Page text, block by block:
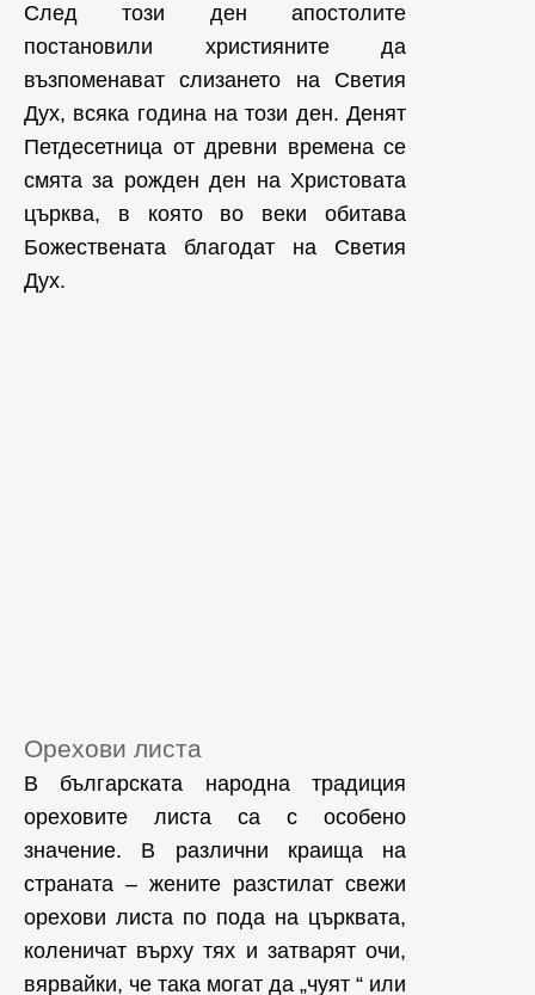
След този ден апостолите
постановили християните да
възпоменават слизането на Светия
Дух, всяка година на този ден. Денят
Петдесетница от древни времена се
смята за рожден ден на Христовата
църква, в която во веки обитава
Божествената благодат на Светия
Дух.
Орехови листа
В българската народна традиция
ореховите листа са с особено
значение. В различни краища на
страната – жените разстилат свежи
орехови листа по пода на църквата,
коленичат върху тях и затварят очи,
вярвайки, че така могат да „чуят “ или